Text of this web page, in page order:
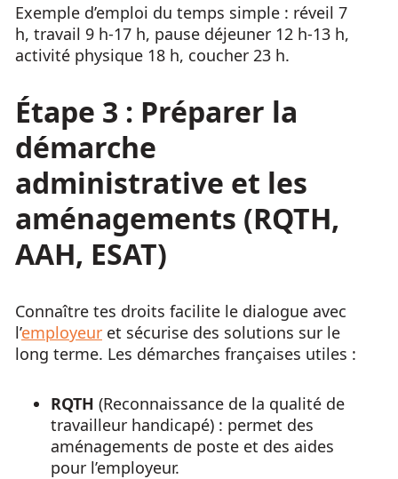
Exemple d’emploi du temps simple : réveil 7
h, travail 9 h-17 h, pause déjeuner 12 h-13 h,
activité physique 18 h, coucher 23 h.
Étape 3 : Préparer la
démarche
administrative et les
aménagements (RQTH,
AAH, ESAT)
Connaître tes droits facilite le dialogue avec
l’employeur et sécurise des solutions sur le
long terme. Les démarches françaises utiles :
RQTH (Reconnaissance de la qualité de
travailleur handicapé) : permet des
aménagements de poste et des aides
pour l’employeur.